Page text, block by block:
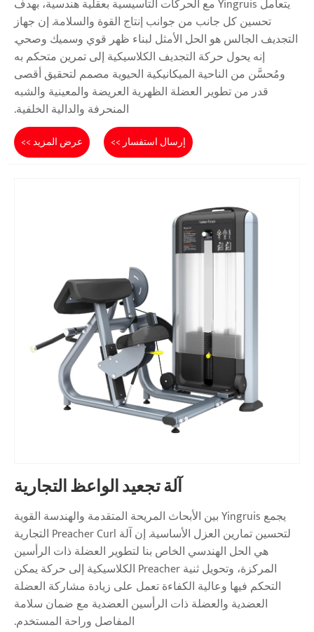
يتعامل Yingruis مع الحركات التأسيسية بعقلية هندسية، بهدف
تحسين كل جانب من جوانب إنتاج القوة والسلامة. إن جهاز
التجديف الجالس هو الحل الأمثل لبناء ظهر قوي وسميك وصحي.
إنه يحول حركة التجديف الكلاسيكية إلى تمرين متحكم به
ومُحسَّن من الناحية الميكانيكية الحيوية مصمم لتحقيق أقصى
قدر من تطوير العضلة الظهرية العريضة والمعينية والشبه
المنحرفة والدالية الخلفية.
عرض المزيد >> إرسال استفسار >>
آلة تجعيد الواعظ التجارية
يجمع Yingruis بين الأبحاث المريحة المتقدمة والهندسة القوية
لتحسين تمارين العزل الأساسية. إن آلة Preacher Curl التجارية
هي الحل الهندسي الخاص بنا لتطوير العضلة ذات الرأسين
المركزة، وتحويل ثنية Preacher الكلاسيكية إلى حركة يمكن
التحكم فيها وعالية الكفاءة تعمل على زيادة مشاركة العضلة
العضدية والعضلة ذات الرأسين العضدية مع ضمان سلامة
المفاصل وراحة المستخدم.